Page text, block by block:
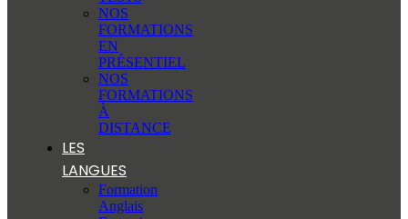
NOS
FORMATIONS
EN
PRÉSENTIEL
NOS
FORMATIONS
À
DISTANCE
LES
LANGUES
Formation
Anglais